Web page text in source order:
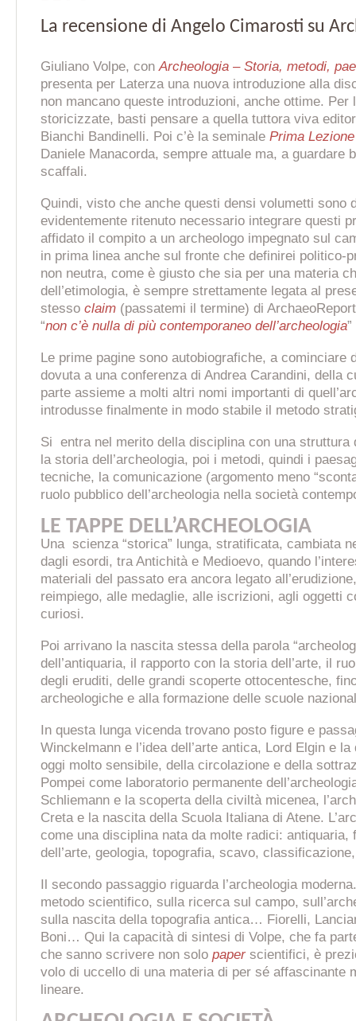
La recensione di Angelo Cimarosti su
Giuliano Volpe, conArcheologia – Storia, metodi,
presenta per Laterza una nuova introduzione alla
non mancano queste introduzioni, anche ottime. Per
storicizzate, basti pensare a quella tuttora viva
Bianchi Bandinelli. Poi c’è la seminale Prima
Daniele Manacorda, sempre attuale ma, a guardare
scaffali.
Quindi, visto che anche questi densi volumetti sono
evidentemente ritenuto necessario integrare questi
affidato il compito a un archeologo impegnato sul
in prima linea anche sul fronte che definirei politico-
non neutra, come è giusto che sia per una materia
dell’etimologia, è sempre strettamente legata al
stesso claim (passatemi il termine) di
“non c’è nulla di più contemporaneo dell’archeologia”
Le prime pagine sono autobiografiche, a cominciare
dovuta a una conferenza di Andrea Carandini, della
parte assieme a molti altri nomi importanti di
introdusse finalmente in modo stabile il metodo
Si entra nel merito della disciplina con una struttura
la storia dell’archeologia, poi i metodi, quindi i
tecniche, la comunicazione (argomento meno
ruolo pubblico dell’archeologia nella società
LE TAPPE DELL’ARCHEOLOGIA
Una scienza “storica” lunga, stratificata, cambiata
dagli esordi, tra Antichità e Medioevo, quando
materiali del passato era ancora legato
reimpiego, alle medaglie, alle iscrizioni, agli oggetti
curiosi.
Poi arrivano la nascita stessa della parola
dell’antiquaria, il rapporto con la storia dell’arte, il
degli eruditi, delle grandi scoperte ottocentesche,
archeologiche e alla formazione delle scuole
In questa lunga vicenda trovano posto figure e
Winckelmann e l’idea dell’arte antica, Lord Elgin e
oggi molto sensibile, della circolazione e della
Pompei come laboratorio permanente
Schliemann e la scoperta della civiltà micenea,
Creta e la nascita della Scuola Italiana di Atene.
come una disciplina nata da molte radici: antiquaria,
dell’arte, geologia, topografia, scavo,
Il secondo passaggio riguarda l’archeologia
metodo scientifico, sulla ricerca sul campo,
sulla nascita della topografia antica… Fiorelli,
Boni… Qui la capacità di sintesi di Volpe, che fa
che sanno scrivere non solo paper scientifici, è
volo di uccello di una materia di per sé affascinante
lineare.